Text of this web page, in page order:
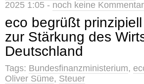
2025 1:05 - noch keine
eco begrüßt
zur Stärkung des
Deutschland
Tags: Bundesfinanzministerium,
Oliver Süme, Steuer